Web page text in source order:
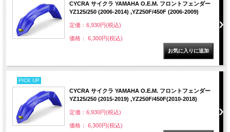
CYCRA サイクラ YAMAHA O.E.M. フロントフェンダー
YZ125/250 (2006-2014) ,YZ250F/450F (2006-2009)
定価：6,930円(税込)
価格： 6,300円(税込)
PICK UP
CYCRA サイクラ YAMAHA O.E.M. フロントフェンダー
YZ125/250 (2015-2019) ,YZ250F/450F(2010-2018)
定価：6,930円(税込)
価格： 6,300円(税込)